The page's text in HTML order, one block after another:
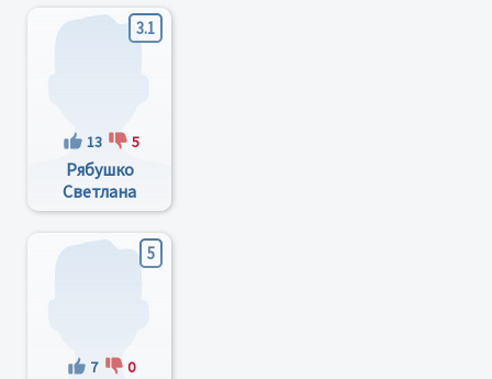
3.1
13 5
Рябушко
Светлана
Алексеевна
5
7 0